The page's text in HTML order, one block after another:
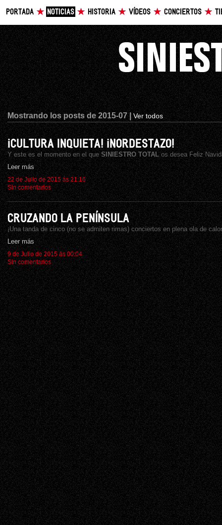
PORTADA NOTICIAS HISTORIA VÍDEOS CONCIERTOS
Mostrando los posts de 2015-07 |Ver todos
¡CULTURA INQUIETA! ¡NORDESTAZO!
Y este es el momento en el queSINIESTRO TOTAL os desea Feliz
Leer más
22 de Julio de 2015 ás 21:16
Sin comentarios
CRUZANDO LA PENÍNSULA
¡Una tanda de cinco (no se admiten rimas) conciertos en plena ola de
Leer más
9 de Julio de 2015 ás 00:04
Sin comentarios